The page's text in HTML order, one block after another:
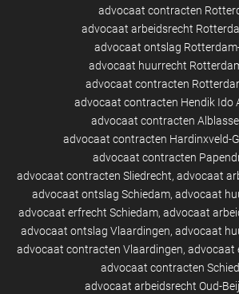
advocaat contracten
advocaat arbeidsrecht
advocaat ontslag
advocaat huurrecht
advocaat contracten
advocaat contracten Hendik Ido
advocaat contracten
advocaat contracten Hardinxveld-
advocaat contracten
advocaat contracten Sliedrecht advocaat
advocaat ontslag Schiedam advocaat
advocaat erfrecht Schiedam advocaat
advocaat ontslag Vlaardingen advocaat
advocaat contracten Vlaardingen advocaat
advocaat contracten
advocaat arbeidsrecht Oud-